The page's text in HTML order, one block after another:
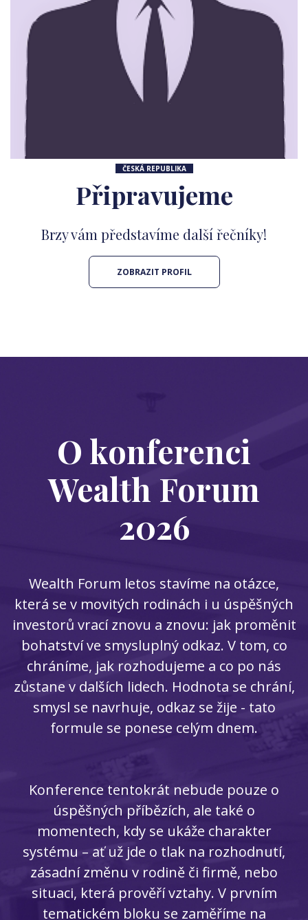
ČESKÁ REPUBLIKA
Připravujeme
Brzy vám představíme další řečníky!
ZOBRAZIT PROFIL
O konferenci
Wealth Forum
2026
Wealth Forum letos stavíme na otázce,
která se v movitých rodinách i u úspěšných
investorů vrací znovu a znovu: jak proměnit
bohatství ve smysluplný odkaz. V tom, co
chráníme, jak rozhodujeme a co po nás
zůstane v dalších lidech. Hodnota se chrání,
smysl se navrhuje, odkaz se žije - tato
formule se ponese celým dnem.
Konference tentokrát nebude pouze o
úspěšných příbězích, ale také o
momentech, kdy se ukáže charakter
systému – ať už jde o tlak na rozhodnutí,
zásadní změnu v rodině či firmě, nebo
situaci, která prověří vztahy. V prvním
tematickém bloku se zaměříme na